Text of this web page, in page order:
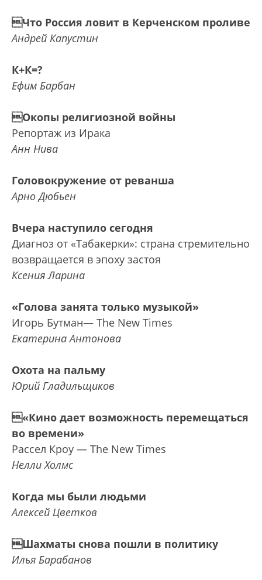
Что Россия ловит в Керченском проливе
Андрей Капустин
К+К=?
Ефим Барбан
Окопы религиозной войны
Репортаж из Ирака
Анн Нива
Головокружение от реванша
Арно Дюбьен
Вчера наступило сегодня
Диагноз от «Табакерки»: страна стремительно
возвращается в эпоху застоя
Ксения Ларина
«Голова занята только музыкой»
Игорь Бутман— The New Times
Екатерина Антонова
Охота на пальму
Юрий Гладильщиков
«Кино дает возможность перемещаться
во времени»
Рассел Кроу — The New Times
Нелли Холмс
Когда мы были людьми
Алексей Цветков
Шахматы снова пошли в политику
Илья Барабанов